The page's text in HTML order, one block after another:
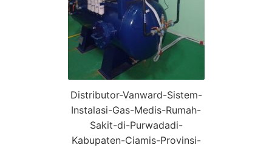
Distributor-Vanward-Sistem-
Instalasi-Gas-Medis-Rumah-
Sakit-di-Purwadadi-
Kabupaten-Ciamis-Provinsi-